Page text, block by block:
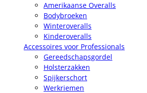
Amerikaanse Overalls
Bodybroeken
Winteroveralls
Kinderoveralls
Accessoires voor Professionals
Gereedschapsgordel
Holsterzakken
Spijkerschort
Werkriemen